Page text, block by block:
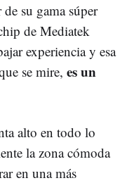
su gama súper
de Mediatek
experiencia y esa
se mire, es un
alto en todo lo
la zona cómoda
en una más